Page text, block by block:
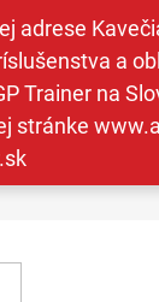
a
Trainer na
stránke